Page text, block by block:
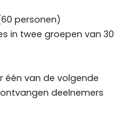
personen)
in twee groepen van 30
één van de volgende
deelnemers